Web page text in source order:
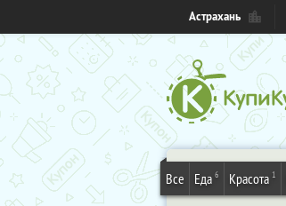
Астрахань
Все Еда 6 Красота 1